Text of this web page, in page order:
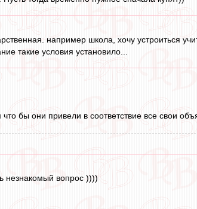
например школа, хочу устроиться
такие условия установило...
бы они привели в соответствие все свои
незнакомый вопрос ))))